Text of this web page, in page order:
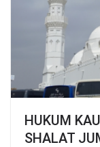
HUKUM
SHALAT